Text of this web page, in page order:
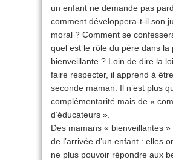
un enfant ne demande pas
comment développera-t-il son
moral ? Comment se
quel est le rôle du père dans la
bienveillante ? Loin de dire la
faire respecter, il apprend à
seconde maman. Il n’est plus
complémentarité mais de «
d’éducateurs ».
Des mamans « bienveillantes »
de l’arrivée d’un enfant : elles
ne plus pouvoir répondre aux